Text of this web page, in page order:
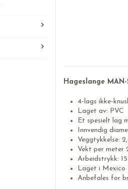
Hageslange
4-lags ikke-
Laget av: PVC
Et spesielt lag
Innvendig
Veggtykkelse:
Vekt per meter
Arbeidstrykk:
Laget i Mexico
Anbefales for